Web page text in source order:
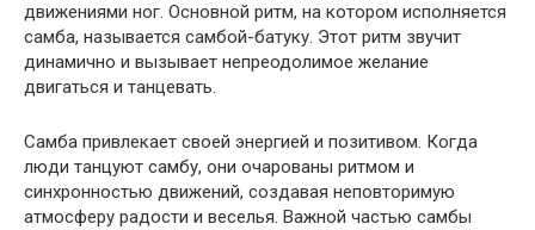
движениями ног. Основной ритм, на котором исполняется
самба, называется самбой-батуку. Этот ритм звучит
динамично и вызывает непреодолимое желание
двигаться и танцевать.
Самба привлекает своей энергией и позитивом. Когда
люди танцуют самбу, они очарованы ритмом и
синхронностью движений, создавая неповторимую
атмосферу радости и веселья. Важной частью самбы